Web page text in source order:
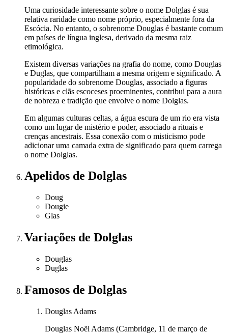
Uma curiosidade interessante sobre o nome Dolglas é sua
relativa raridade como nome próprio, especialmente fora da
Escócia. No entanto, o sobrenome Douglas é bastante comum
em países de língua inglesa, derivado da mesma raiz
etimológica.
Existem diversas variações na grafia do nome, como Douglas
e Duglas, que compartilham a mesma origem e significado. A
popularidade do sobrenome Douglas, associado a figuras
históricas e clãs escoceses proeminentes, contribui para a aura
de nobreza e tradição que envolve o nome Dolglas.
Em algumas culturas celtas, a água escura de um rio era vista
como um lugar de mistério e poder, associado a rituais e
crenças ancestrais. Essa conexão com o misticismo pode
adicionar uma camada extra de significado para quem carrega
o nome Dolglas.
Apelidos de Dolglas
Doug
Dougie
Glas
Variações de Dolglas
Douglas
Duglas
Famosos de Dolglas
Douglas Adams
Douglas Noël Adams (Cambridge, 11 de março de